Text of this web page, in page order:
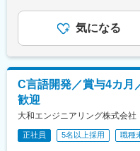
気になる
C言語開発／賞与4カ月
歓迎
大和エンジニアリング株式会社
正社員 5名以上採用 職種